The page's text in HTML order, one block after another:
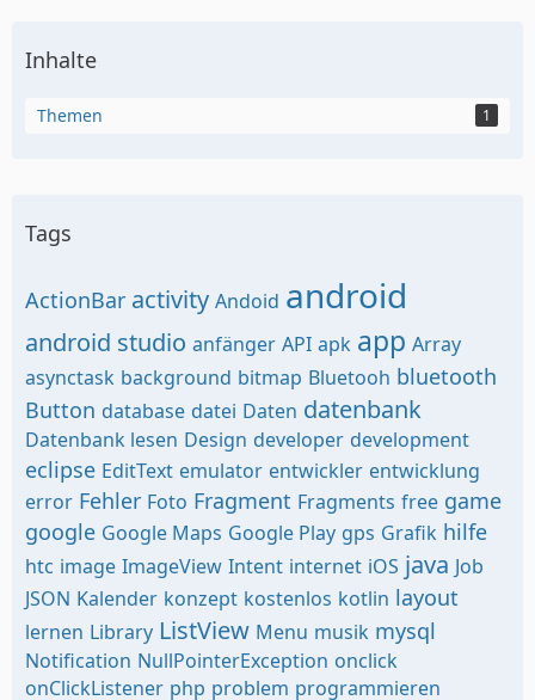
Inhalte
Themen 1
Tags
ActionBar activity Andoid android
android studio anfänger API apk app Array
asynctask background bitmap Bluetooh bluetooth
Button database datei Daten datenbank
Datenbank lesen Design developer development
eclipse EditText emulator entwickler entwicklung
error Fehler Foto Fragment Fragments free game
google Google Maps Google Play gps Grafik hilfe
htc image ImageView Intent internet iOS java Job
JSON Kalender konzept kostenlos kotlin layout
lernen Library ListView Menu musik mysql
Notification NullPointerException onclick
onClickListener php problem programmieren